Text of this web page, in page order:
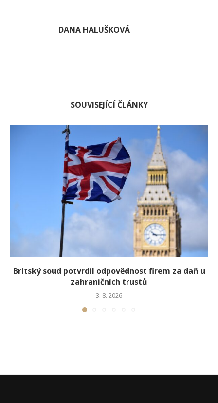
DANA HALUŠKOVÁ
SOUVISEJÍCÍ ČLÁNKY
Britský soud potvrdil odpovědnost firem za daň u
zahraničních trustů
3. 8. 2026